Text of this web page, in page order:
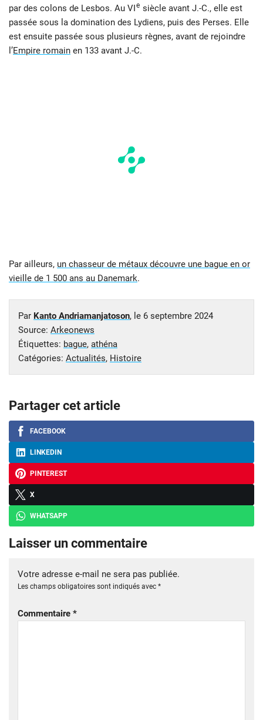
par des colons de Lesbos. Au VIe siècle avant J.-C., elle est
passée sous la domination des Lydiens, puis des Perses. Elle
est ensuite passée sous plusieurs règnes, avant de rejoindre
l’Empire romain en 133 avant J.-C.
Par ailleurs, un chasseur de métaux découvre une bague en or
vieille de 1 500 ans au Danemark.
Par Kanto Andriamanjatoson, le 6 septembre 2024
Source: Arkeonews
Étiquettes: bague, athéna
Catégories: Actualités, Histoire
Partager cet article
FACEBOOK
LINKEDIN
PINTEREST
X
WHATSAPP
Laisser un commentaire
Votre adresse e-mail ne sera pas publiée.
Les champs obligatoires sont indiqués avec *
Commentaire *